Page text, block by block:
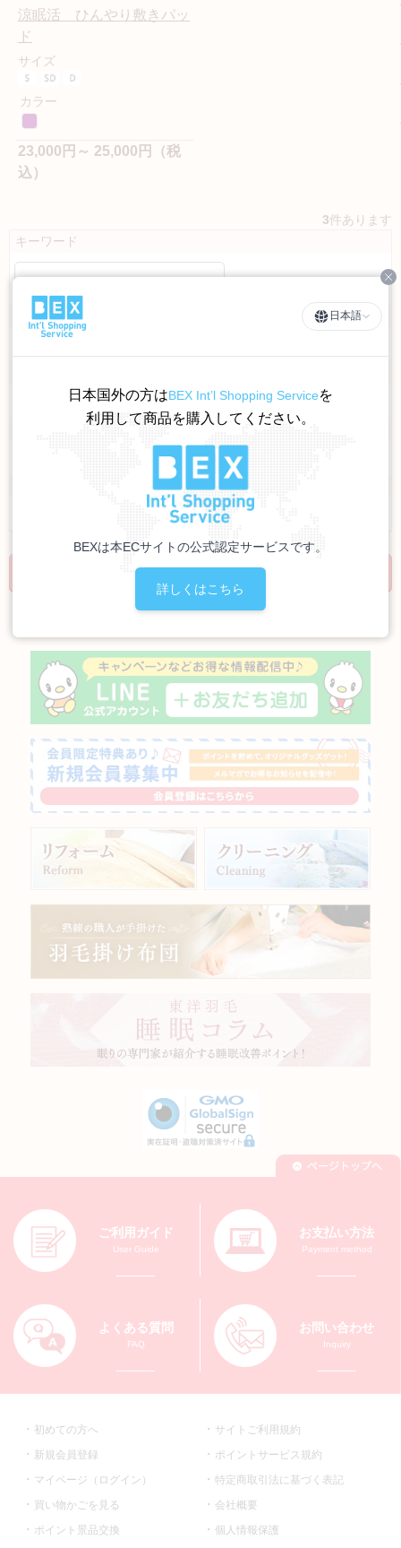
涼眠活 ひんやり敷きパッ
ド
サイズ
カラー
23,000円～ 25,000円（税
込）
3件あります
キーワード
カテゴリ
商品ブランド
ご利用ガイド
User Guide
お支払い方法
Payment method
よくある質問
FAQ
お問い合わせ
Inquiry
初めての方へ
新規会員登録
マイページ（ログイン）
買い物かごを見る
ポイント景品交換
サイトご利用規約
ポイントサービス規約
特定商取引法に基づく表記
会社概要
個人情報保護
日本語
日本国外の方はBEX Int’l Shopping Serviceを
利用して商品を購入してください。
BEXは本ECサイトの公式認定サービスです。
詳しくはこちら